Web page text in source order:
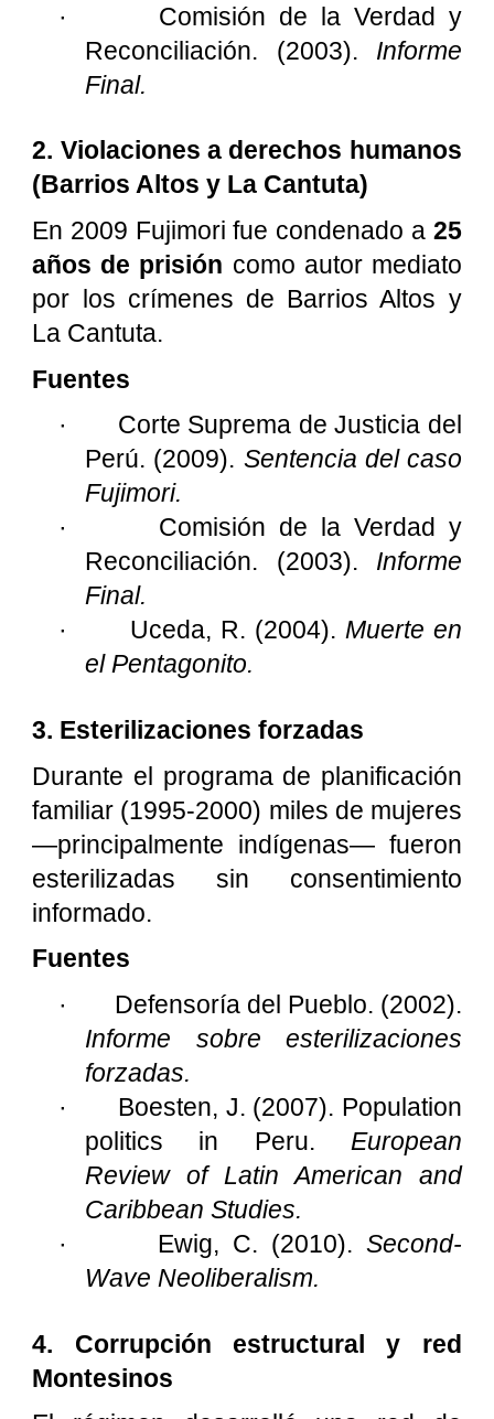
·
Comisión de la Verdad y
Reconciliación. (2003). Informe
Final.
2. Violaciones a derechos humanos
(Barrios Altos y La Cantuta)
En 2009 Fujimori fue condenado a 25
años de prisión como autor mediato
por los crímenes de Barrios Altos y
La Cantuta.
Fuentes
·
Corte Suprema de Justicia del
Perú. (2009). Sentencia del caso
Fujimori.
·
Comisión de la Verdad y
Reconciliación. (2003). Informe
Final.
·
Uceda, R. (2004). Muerte en
el Pentagonito.
3. Esterilizaciones forzadas
Durante el programa de planificación
familiar (1995-2000) miles de mujeres
—principalmente indígenas— fueron
esterilizadas sin consentimiento
informado.
Fuentes
·
Defensoría del Pueblo. (2002).
Informe sobre esterilizaciones
forzadas.
·
Boesten, J. (2007). Population
politics in Peru. European
Review of Latin American and
Caribbean Studies.
·
Ewig, C. (2010). Second-
Wave Neoliberalism.
4. Corrupción estructural y red
Montesinos